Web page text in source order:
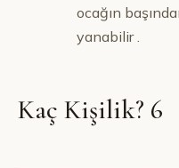
ocağın
yanabilir .
Kaç Kişilik? 6